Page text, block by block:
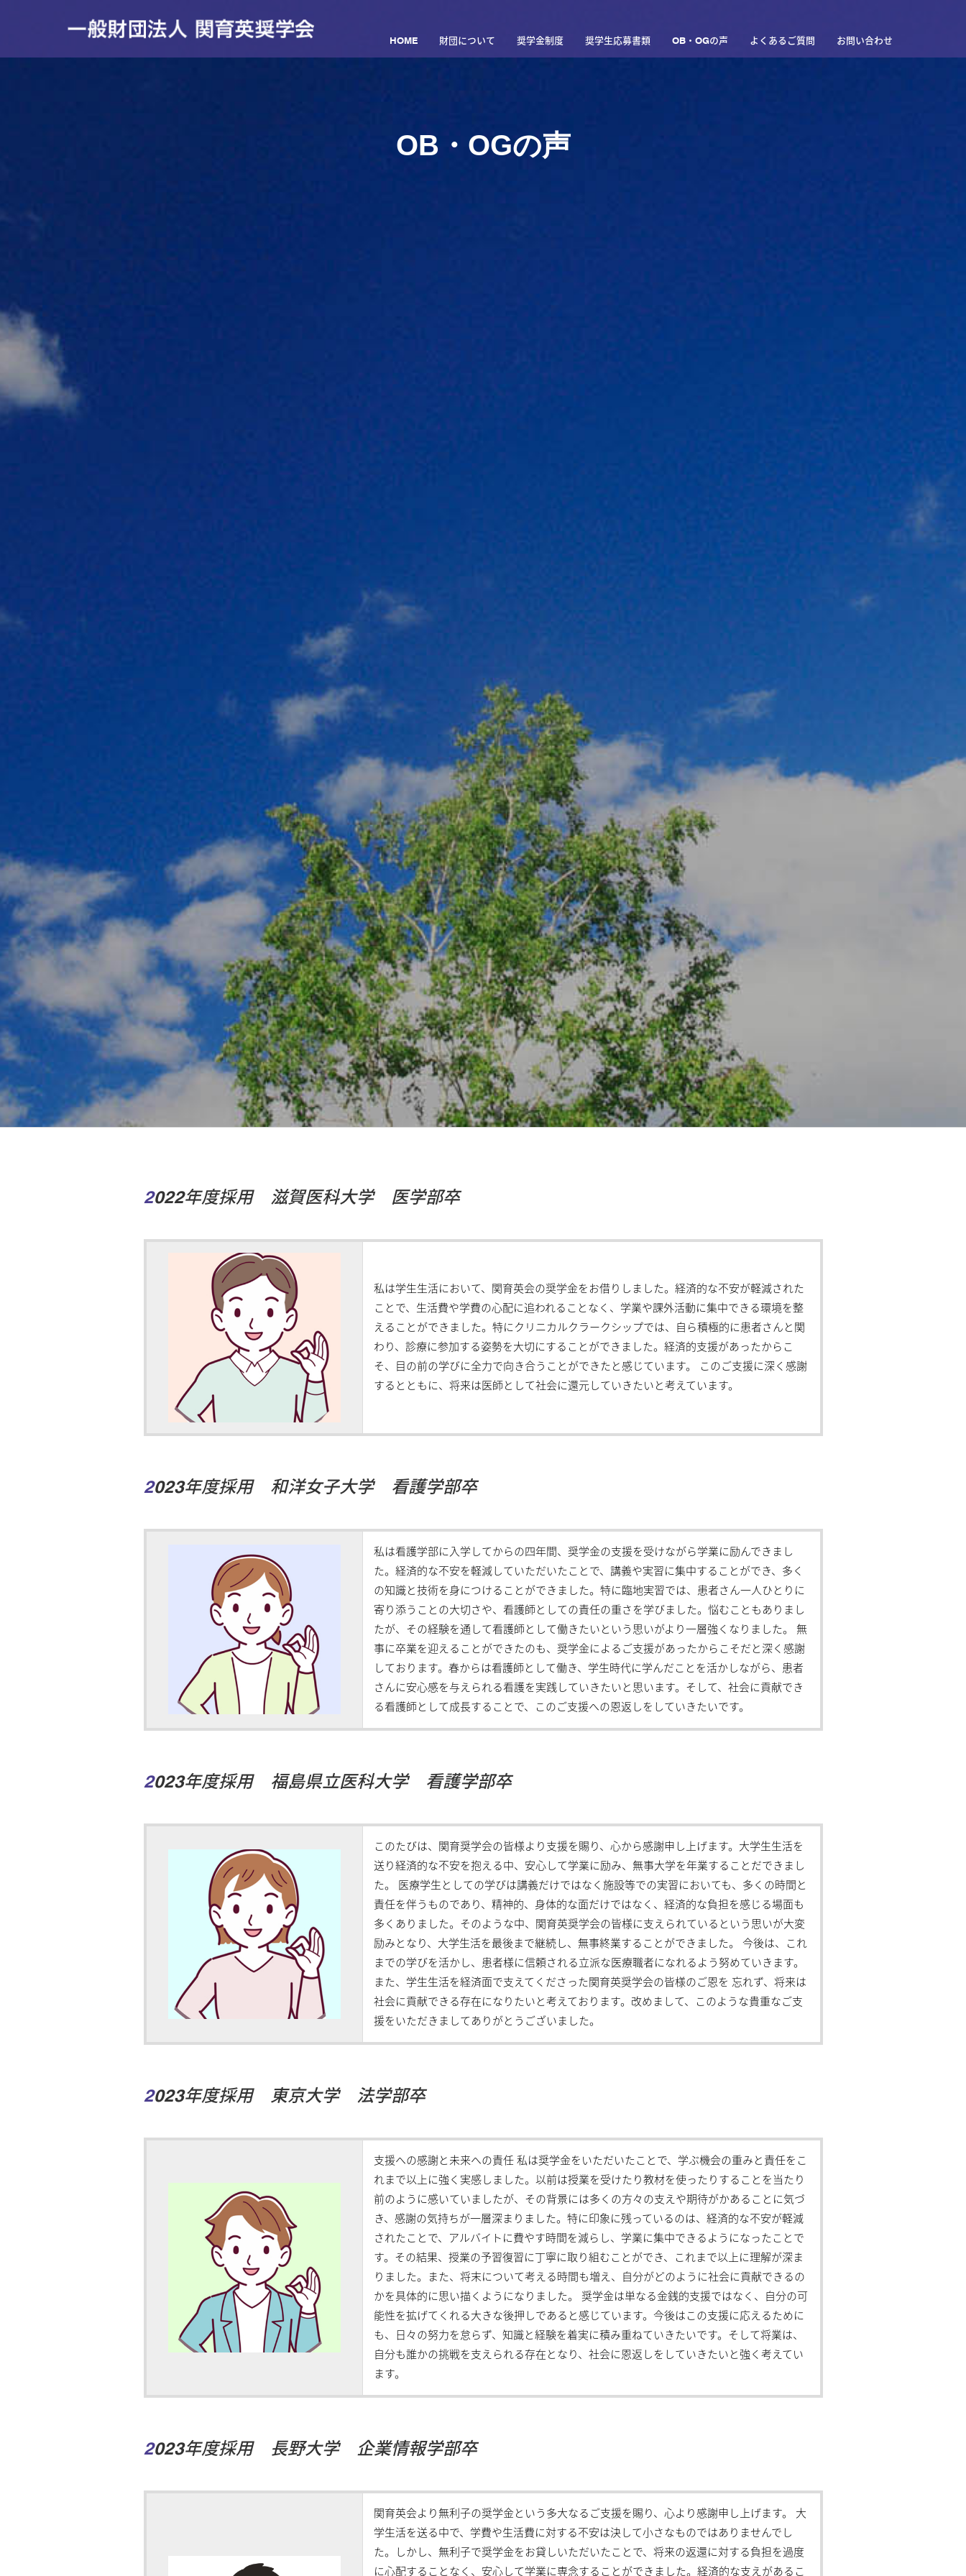
HOME 財団について 奨学金制度 奨学生応募書類 OB・OGの声 よくあるご質問 お問い合わせ
OB・OGの声
2022年度採用 滋賀医科大学 医学部卒
私は学生生活において、関育英会の奨学金をお借りしました。経済的な不安が軽減された
ことで、生活費や学費の心配に追われることなく、学業や課外活動に集中できる環境を整
えることができました。特にクリニカルクラークシップでは、自ら積極的に患者さんと関
わり、診療に参加する姿勢を大切にすることができました。経済的支援があったからこ
そ、目の前の学びに全力で向き合うことができたと感じています。 このご支援に深く感謝
するとともに、将来は医師として社会に還元していきたいと考えています。
2023年度採用 和洋女子大学 看護学部卒
私は看護学部に入学してからの四年間、奨学金の支援を受けながら学業に励んできまし
た。経済的な不安を軽減していただいたことで、講義や実習に集中することができ、多く
の知識と技術を身につけることができました。特に臨地実習では、患者さん一人ひとりに
寄り添うことの大切さや、看護師としての責任の重さを学びました。悩むこともありまし
たが、その経験を通して看護師として働きたいという思いがより一層強くなりました。 無
事に卒業を迎えることができたのも、奨学金によるご支援があったからこそだと深く感謝
しております。春からは看護師として働き、学生時代に学んだことを活かしながら、患者
さんに安心感を与えられる看護を実践していきたいと思います。そして、社会に貢献でき
る看護師として成長することで、このご支援への恩返しをしていきたいです。
2023年度採用 福島県立医科大学 看護学部卒
このたびは、関育奨学会の皆様より支援を賜り、心から感謝申し上げます。大学生生活を
送り経済的な不安を抱える中、安心して学業に励み、無事大学を年業することだできまし
た。 医療学生としての学びは講義だけではなく施設等での実習においても、多くの時間と
責任を伴うものであり、精神的、身体的な面だけではなく、経済的な負担を感じる場面も
多くありました。そのような中、関育英奨学会の皆様に支えられているという思いが大変
励みとなり、大学生活を最後まで継続し、無事終業することができました。 今後は、これ
までの学びを活かし、患者様に信頼される立派な医療職者になれるよう努めていきます。
また、学生生活を経済面で支えてくださった関育英奨学会の皆様のご恩を 忘れず、将来は
社会に貢献できる存在になりたいと考えております。改めまして、このような貴重なご支
援をいただきましてありがとうございました。
2023年度採用 東京大学 法学部卒
支援への感謝と未来への責任 私は奨学金をいただいたことで、学ぶ機会の重みと責任をこ
れまで以上に強く実感しました。以前は授業を受けたり教材を使ったりすることを当たり
前のように感いていましたが、その背景には多くの方々の支えや期待がかあることに気づ
き、感謝の気持ちが一層深まりました。特に印象に残っているのは、経済的な不安が軽減
されたことで、アルバイトに費やす時間を減らし、学業に集中できるようになったことで
す。その結果、授業の予習復習に丁寧に取り組むことができ、これまで以上に理解が深ま
りました。また、将末について考える時間も増え、自分がどのように社会に貢献できるの
かを具体的に思い描くようになりました。 奨学金は単なる金銭的支援ではなく、自分の可
能性を拡げてくれる大きな後押しであると感じています。今後はこの支援に応えるために
も、日々の努力を怠らず、知識と経験を着実に積み重ねていきたいです。そして将業は、
自分も誰かの挑戦を支えられる存在となり、社会に恩返しをしていきたいと強く考えてい
ます。
2023年度採用 長野大学 企業情報学部卒
関育英会より無利子の奨学金という多大なるご支援を賜り、心より感謝申し上げます。 大
学生活を送る中で、学費や生活費に対する不安は決して小さなものではありませんでし
た。しかし、無利子で奨学金をお貸しいただいたことで、将来の返還に対する負担を過度
に心配することなく、安心して学業に専念することができました。経済的な支えがあるこ